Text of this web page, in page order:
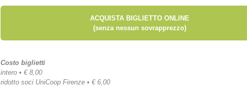
ACQUISTA BIGLIETTO ONLINE
(senza nessun sovrapprezzo)
Costo biglietti
intero • € 8,00
ridotto soci UniCoop Firenze • € 6,00